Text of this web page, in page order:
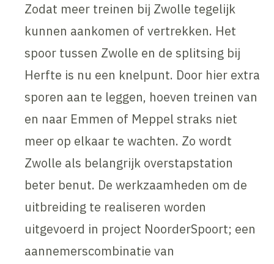
Zodat meer treinen bij Zwolle tegelijk
kunnen aankomen of vertrekken. Het
spoor tussen Zwolle en de splitsing bij
Herfte is nu een knelpunt. Door hier extra
sporen aan te leggen, hoeven treinen van
en naar Emmen of Meppel straks niet
meer op elkaar te wachten. Zo wordt
Zwolle als belangrijk overstapstation
beter benut. De werkzaamheden om de
uitbreiding te realiseren worden
uitgevoerd in project NoorderSpoort; een
aannemerscombinatie van